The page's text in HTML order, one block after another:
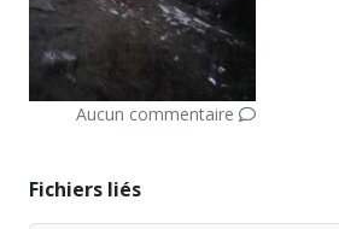
Aucun commentaire
Fichiers liés